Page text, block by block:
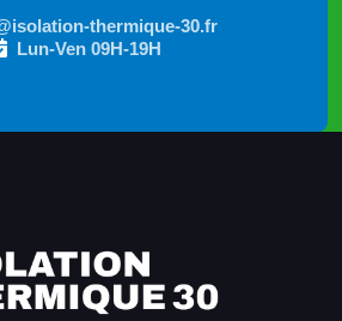
thermique-30.fr
Lun-Ven 09H-19H